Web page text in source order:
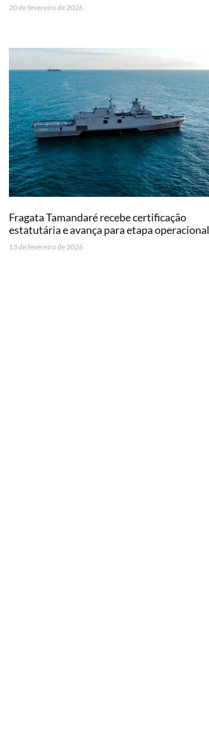
20 de fevereiro de 2026
Fragata Tamandaré recebe certificação
estatutária e avança para etapa operacional
13 de fevereiro de 2026